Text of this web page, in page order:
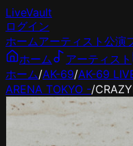
LiveVault
ログイン
ホームアーティスト 公演
ホーム
アーティスト
ホーム/AK-69/AK-69
ARENA TOKYO -/